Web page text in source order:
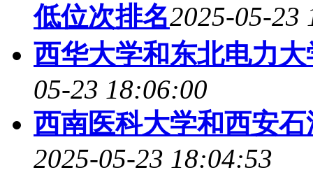
低位次排名2025-05-23
西华大学和东北电力
05-23 18:06:00
西南医科大学和西安
2025-05-23 18:04:53